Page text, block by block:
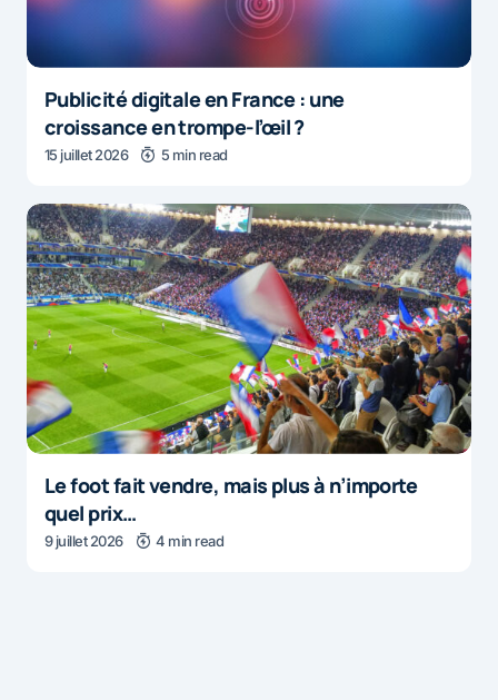
Publicité digitale en France : une
croissance en trompe-l’œil ?
15 juillet 2026 5 min read
Le foot fait vendre, mais plus à n’importe
quel prix…
9 juillet 2026 4 min read